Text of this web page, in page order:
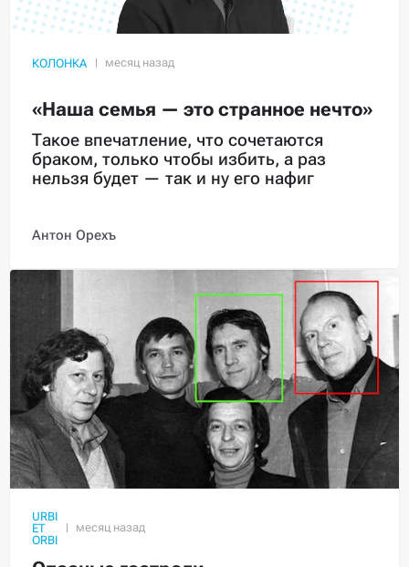
КОЛОНКА
«Наша семья — это странное нечто»
Такое впечатление, что сочетаются
браком, только чтобы избить, а раз
нельзя будет — так и ну его нафиг
Антон Орехъ
URBI
ET
ORBI